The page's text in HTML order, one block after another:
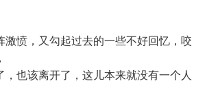
愤，又勾起过去的一些不好回忆，咬
，也该离开了，这儿本来就没有一个人